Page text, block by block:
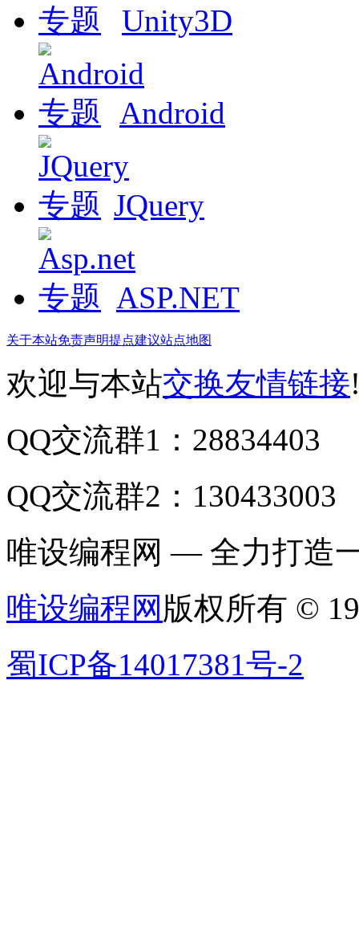
Unity3D
Android
JQuery
ASP.NET
关于本站免责声明提点建议站点地图
欢迎与本站交换友情链接
QQ交流群1：28834403
QQ交流群2：130433003
唯设编程网 — 全力打造
唯设编程网 版权所有 ©
蜀ICP备14017381号-2